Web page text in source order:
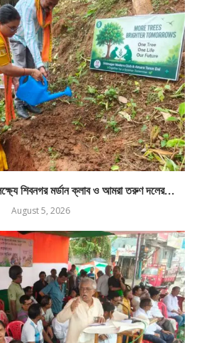
শিবনগর মর্ডান ক্লাব ও আমরা তরুণ দলের...
August 5, 2026